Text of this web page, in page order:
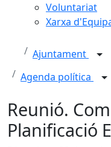
Voluntariat
Xarxa
Ajuntament
Agenda política
Reunió.
Planificació